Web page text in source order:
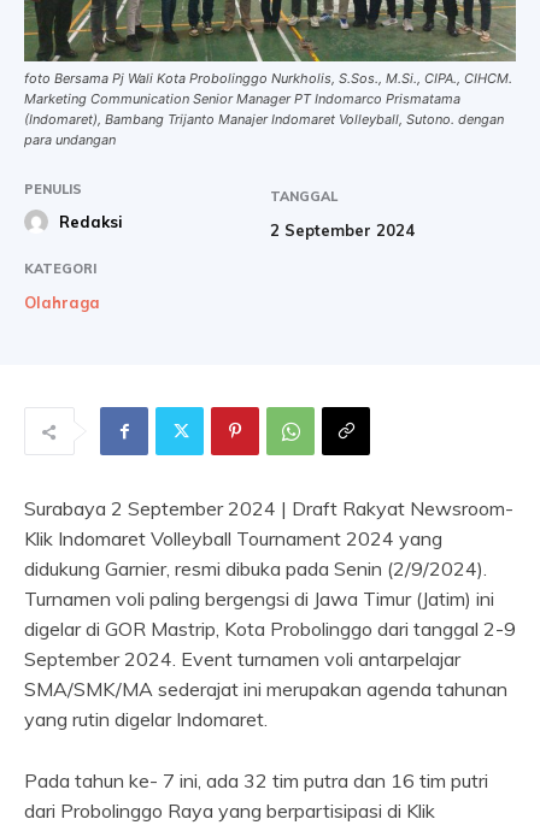
foto Bersama Pj Wali Kota Probolinggo Nurkholis, S.Sos., M.Si., CIPA., CIHCM.
Marketing Communication Senior Manager PT Indomarco Prismatama
(Indomaret), Bambang Trijanto Manajer Indomaret Volleyball, Sutono. dengan
para undangan
PENULIS
Redaksi
TANGGAL
2 September 2024
KATEGORI
Olahraga
Surabaya 2 September 2024 | Draft Rakyat Newsroom-
Klik Indomaret Volleyball Tournament 2024 yang
didukung Garnier, resmi dibuka pada Senin (2/9/2024).
Turnamen voli paling bergengsi di Jawa Timur (Jatim) ini
digelar di GOR Mastrip, Kota Probolinggo dari tanggal 2-9
September 2024. Event turnamen voli antarpelajar
SMA/SMK/MA sederajat ini merupakan agenda tahunan
yang rutin digelar Indomaret.
Pada tahun ke- 7 ini, ada 32 tim putra dan 16 tim putri
dari Probolinggo Raya yang berpartisipasi di Klik